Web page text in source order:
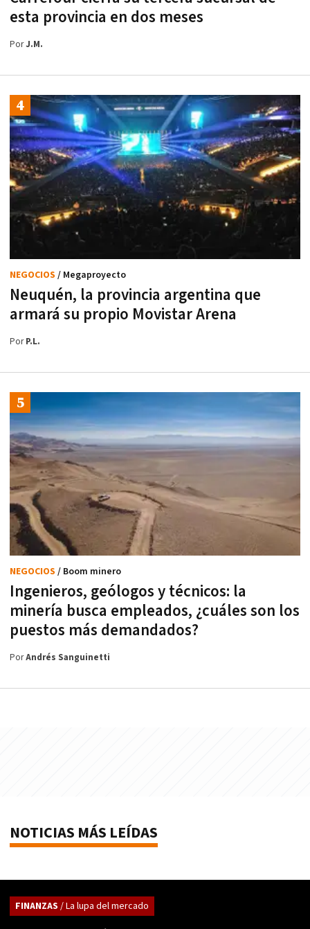
esta provincia en dos meses
PorJ.M.
Neuquén, la provincia argentina que
armará su propio Movistar Arena
NEGOCIOS / Megaproyecto
PorP.L.
Ingenieros, geólogos y técnicos: la
minería busca empleados, ¿cuáles son los
puestos más demandados?
NEGOCIOS / Boom minero
PorAndrés Sanguinetti
NOTICIAS MÁS LEÍDAS
FINANZAS / La lupa del mercado